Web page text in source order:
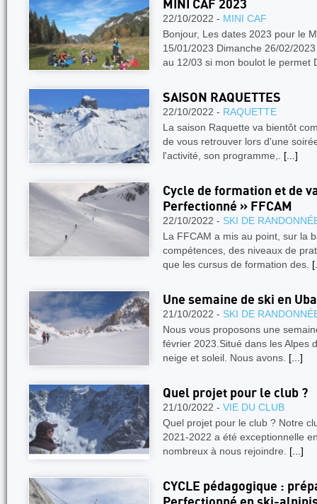
MINI CAF 2023
22/10/2022 - MINI CAF
Bonjour, Les dates 2023 pour le
15/01/2023 Dimanche 26/02/
au 12/03 si mon boulot le permet
SAISON RAQUETTES
22/10/2022 - RAQUETTE
La saison Raquette va bientôt
de vous retrouver lors d'une
l'activité, son programme,. [...]
Cycle de formation et de
Perfectionné » FFCAM
22/10/2022 - SKI DE
La FFCAM a mis au point, sur la
compétences, des niveaux de
que les cursus de formation des.
Une semaine de ski en
21/10/2022 - SKI DE
Nous vous proposons une
février 2023.Situé dans les Alpes
neige et soleil. Nous avons. [...]
Quel projet pour le club ?
21/10/2022 - VIE DU CLUB
Quel projet pour le club ? Notre
2021-2022 a été exceptionnelle
nombreux à nous rejoindre. [...]
CYCLE pédagogique :